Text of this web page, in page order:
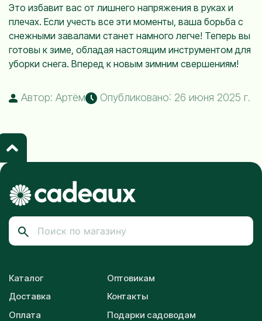
Это избавит вас от лишнего напряжения в руках и
плечах. Если учесть все эти моменты, ваша борьба с
снежными завалами станет намного легче! Теперь вы
готовы к зиме, обладая настоящим инструментом для
уборки снега. Вперед к новым зимним свершениям!
Автор: Артём Опубликовано: 26 июня 2025 г.
Каталог
Доставка
Оплата
Оптовикам
Контакты
Подарки садоводам